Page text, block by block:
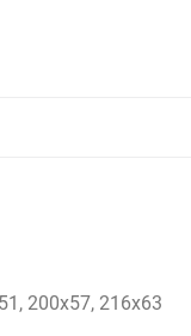
200x57, 216x63